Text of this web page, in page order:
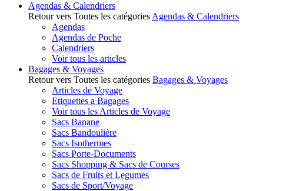
Agendas & Calendriers
Retour vers Toutes les catégories Agendas & Calendriers
Agendas
Agendas de Poche
Calendriers
Voir tous les articles
Bagages & Voyages
Retour vers Toutes les catégories Bagages & Voyages
Articles de Voyage
Etiquettes a Bagages
Voir tous les Articles de Voyage
Sacs Banane
Sacs Bandoulière
Sacs Isothermes
Sacs Porte-Documents
Sacs Shopping & Sacs de Courses
Sacs de Fruits et Legumes
Sacs de Sport/Voyage